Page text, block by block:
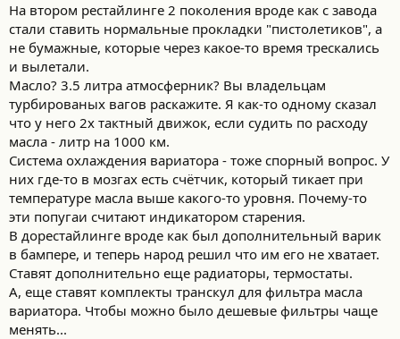
На втором рестайлинге 2 поколения вроде как с завода
стали ставить нормальные прокладки "пистолетиков", а
не бумажные, которые через какое-то время трескались
и вылетали.
Масло? 3.5 литра атмосферник? Вы владельцам
турбированых вагов раскажите. Я как-то одному сказал
что у него 2х тактный движок, если судить по расходу
масла - литр на 1000 км.
Система охлаждения вариатора - тоже спорный вопрос. У
них где-то в мозгах есть счётчик, который тикает при
температуре масла выше какого-то уровня. Почему-то
эти попугаи считают индикатором старения.
В дорестайлинге вроде как был дополнительный варик
в бампере, и теперь народ решил что им его не хватает.
Ставят дополнительно еще радиаторы, термостаты.
А, еще ставят комплекты транскул для фильтра масла
вариатора. Чтобы можно было дешевые фильтры чаще
менять...